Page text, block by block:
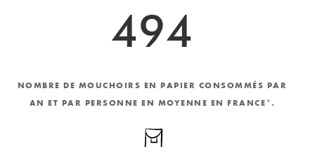
494
NOMBRE DE MOUCHOIRS EN PAPIER CONSOMMÉS PAR
AN ET PAR PERSONNE EN MOYENNE EN FRANCE*.